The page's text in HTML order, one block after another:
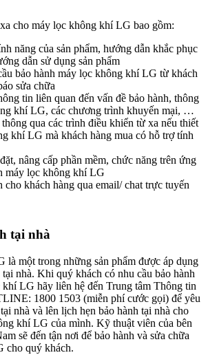
cho máy lọc không khí LG bao gồm:
năng của sản phẩm, hướng dẫn khắc phục
dẫn sử dụng sản phẩm
bảo hành máy lọc không khí LG từ khách
sửa chữa
tin liên quan đến vấn đề bảo hành, thông
khí LG, các chương trình khuyến mại, …
qua các trình điều khiển từ xa nếu thiết
khí LG mà khách hàng mua có hỗ trợ tính
nâng cấp phần mềm, chức năng trên ứng
máy lọc không khí LG
cho khách hàng qua email/ chat trực tuyến
tại nhà
là một trong những sản phẩm được áp dụng
nhà. Khi quý khách có nhu cầu bảo hành
LG hãy liên hệ đến Trung tâm Thông tin
1800 1503 (miễn phí cước gọi) để yêu
nhà và lên lịch hẹn bảo hành tại nhà cho
khí LG của mình. Kỹ thuật viên của bên
sẽ đến tận nơi để bảo hành và sửa chữa
cho quý khách.